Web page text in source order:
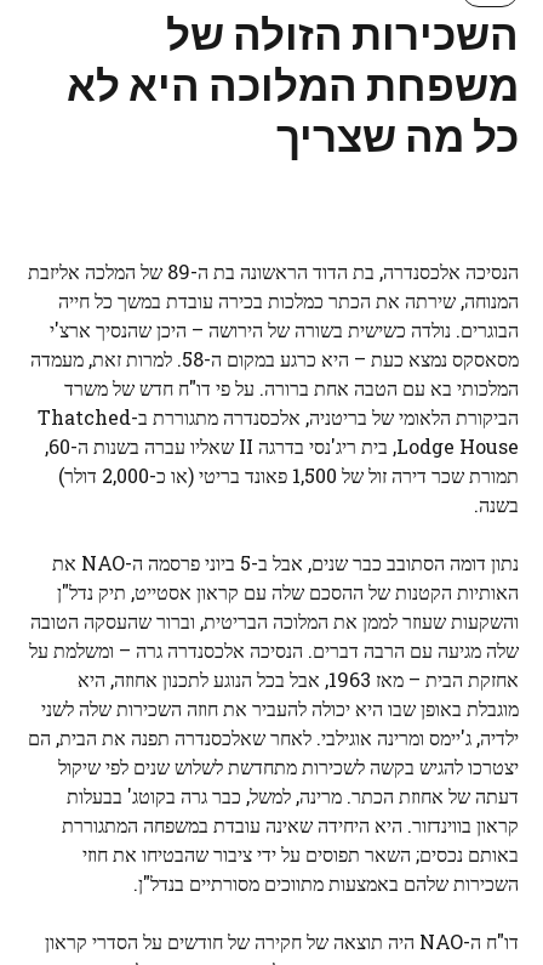
השכירות הזולה של
משפחת המלוכה היא לא
כל מה שצריך
הנסיכה אלכסנדרה, בת הדוד הראשונה בת ה-89 של המלכה אליזבת
המנוחה, שירתה את הכתר כמלכות בכירה עובדת במשך כל חייה
הבוגרים. נולדה כשישית בשורה של הירושה – היכן שהנסיך ארצ'י
מסאסקס נמצא כעת – היא כרגע במקום ה-58. למרות זאת, מעמדה
המלכותי בא עם הטבה אחת ברורה. על פי דו"ח חדש של משרד
הביקורת הלאומי של בריטניה, אלכסנדרה מתגוררת ב-Thatched
Lodge House, בית ריג'נסי בדרגה II שאליו עברה בשנות ה-60,
תמורת שכר דירה זול של 1,500 פאונד בריטי (או כ-2,000 דולר)
בשנה.
נתון דומה הסתובב כבר שנים, אבל ב-5 ביוני פרסמה ה-NAO את
האותיות הקטנות של ההסכם שלה עם קראון אסטייט, תיק נדל"ן
והשקעות שעוזר לממן את המלוכה הבריטית, וברור שהעסקה הטובה
שלה מגיעה עם הרבה דברים. הנסיכה אלכסנדרה גרה – ומשלמת על
אחזקת הבית – מאז 1963, אבל בכל הנוגע לתכנון אחוזה, היא
מוגבלת באופן שבו היא יכולה להעביר את חוזה השכירות שלה לשני
ילדיה, ג'יימס ומרינה אוגילבי. לאחר שאלכסנדרה תפנה את הבית, הם
יצטרכו להגיש בקשה לשכירות מתחדשת לשלוש שנים לפי שיקול
דעתה של אחוזת הכתר. מרינה, למשל, כבר גרה בקוטג' בבעלות
קראון בווינדזור. היא היחידה שאינה עובדת במשפחה המתגוררת
באותם נכסים; השאר תפוסים על ידי ציבור שהבטיחו את חוזי
השכירות שלהם באמצעות מתווכים מסורתיים בנדל"ן.
דו"ח ה-NAO היה תוצאה של חקירה של חודשים על הסדרי קראון